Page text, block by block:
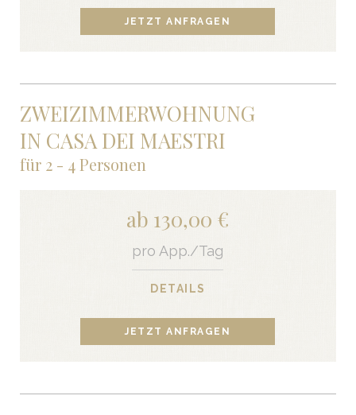
JETZT ANFRAGEN
ZWEIZIMMERWOHNUNG
IN CASA DEI MAESTRI
für 2 - 4 Personen
ab 130,00 €
pro App./Tag
DETAILS
JETZT ANFRAGEN